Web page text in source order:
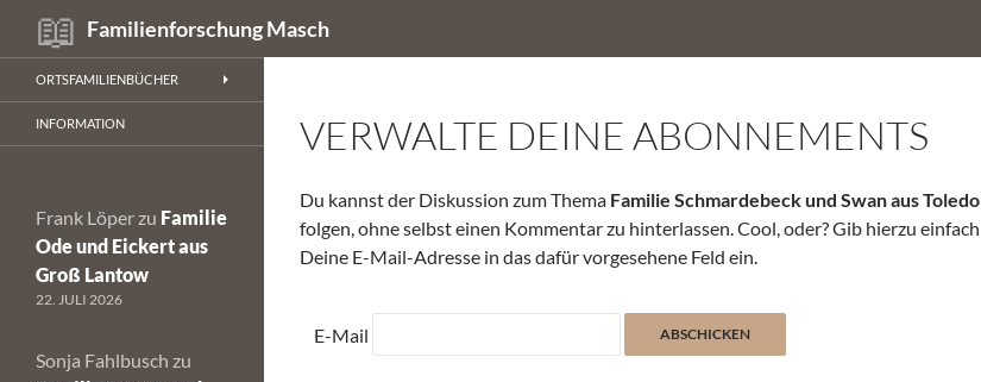
Inhalt
springen
Familienforschung Masch
Suchen
VERWALTE DEINE ABONNEMENTS
Du kannst der Diskussion zum Thema Familie Schmardebeck und Swan aus Toledo
folgen, ohne selbst einen Kommentar zu hinterlassen. Cool, oder? Gib hierzu einfach
Deine E-Mail-Adresse in das dafür vorgesehene Feld ein.
E-Mail
ORTSFAMILIENBÜCHER
INFORMATION
Frank Löper zu Familie
Ode und Eickert aus
Groß Lantow
22. JULI 2026
Sonja Fahlbusch zu